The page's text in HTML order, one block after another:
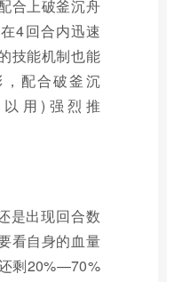
合上破釜沉舟
4回合内迅速
技能机制也能
配合破釜沉
用)强烈推
是出现回合数
看自身的血量
剩20%—70%